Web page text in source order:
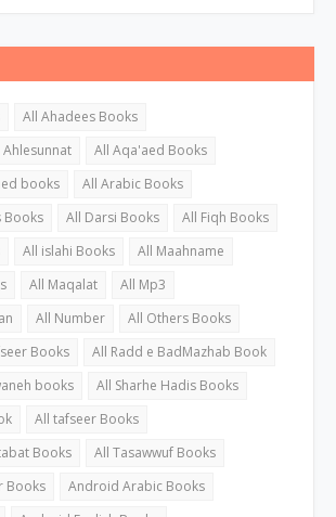
All Ahadees Books
All Aqa'aed Books
books
All Arabic Books
Books
All Darsi Books
All Fiqh Books
All islahi Books
All Maahname
All Maqalat
All Mp3
All Number
All Others Books
Books
All Radd e BadMazhab Book
books
All Sharhe Hadis Books
All tafseer Books
Books
All Tasawwuf Books
Books
Android Arabic Books